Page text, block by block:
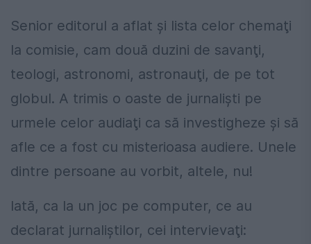
Senior editorul a aflat şi lista celor chemaţi
la comisie, cam două duzini de savanţi,
teologi, astronomi, astronauţi, de pe tot
globul. A trimis o oaste de jurnalişti pe
urmele celor audiaţi ca să investigheze şi să
afle ce a fost cu misterioasa audiere. Unele
dintre persoane au vorbit, altele, nu!
Iată, ca la un joc pe computer, ce au
declarat jurnaliştilor, cei intervievaţi: